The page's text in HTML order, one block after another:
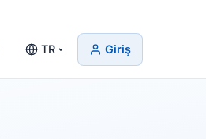
TR Giriş